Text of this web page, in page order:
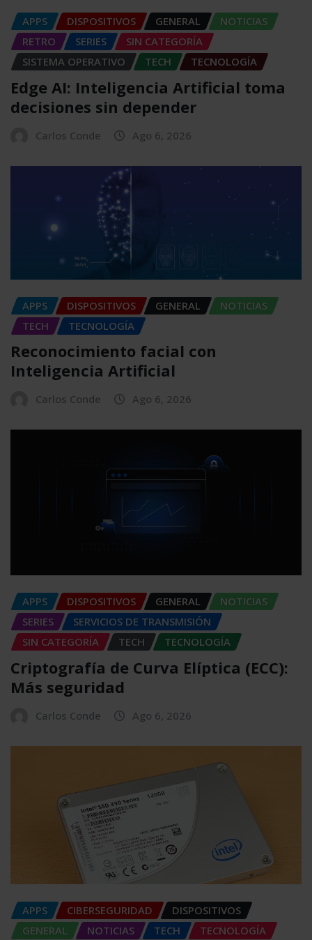
APPS DISPOSITIVOS GENERAL
NOTICIAS
RETRO
SERIES
SIN CATEGORÍA
SISTEMA OPERATIVO
TECH TECNOLOGÍA
Edge AI: Inteligencia Artificial toma
decisiones sin depender
Carlos Conde Ago 6, 2026
APPS DISPOSITIVOS GENERAL
NOTICIAS
TECH
TECNOLOGÍA
Reconocimiento facial con
Inteligencia Artificial
Carlos Conde Ago 6, 2026
APPS DISPOSITIVOS GENERAL
NOTICIAS
SERIES
SERVICIOS DE TRANSMISIÓN
SIN CATEGORÍA
TECH TECNOLOGÍA
Criptografía de Curva Elíptica (ECC):
Más seguridad
Carlos Conde Ago 6, 2026
APPS CIBERSEGURIDAD
DISPOSITIVOS
GENERAL
NOTICIAS TECH TECNOLOGÍA